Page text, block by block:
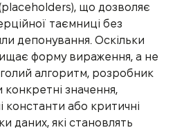
що дозволяє
таємниці без
депонування. Оскільки
форму вираження, а не
алгоритм, розробник
значення,
константи або критичні
даних, які становлять